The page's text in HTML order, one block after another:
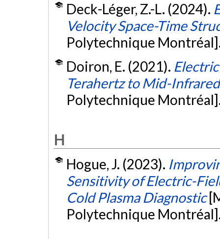
Deck-Léger, Z.-L. (2024).
Velocity Space-Time
Polytechnique
Doiron, E. (2021).
Terahertz to Mid-Infrared
Polytechnique
H
Hogue, J. (2023).
Sensitivity of Electric-
Cold Plasma Diagnostic
Polytechnique